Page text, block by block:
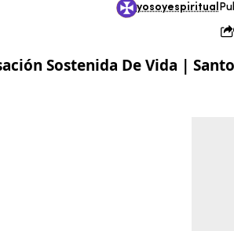
yosoyespiritual